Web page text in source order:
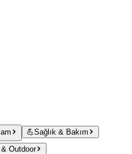
💪Sağlık & Bakım
& Outdoor